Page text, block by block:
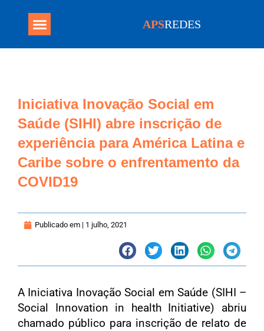
APSREDES
Iniciativa Inovação Social em
Saúde (SIHI) abre inscrição de
experiência para América Latina e
Caribe sobre o enfrentamento da
COVID19
Publicado em | 1 julho, 2021
A Iniciativa Inovação Social em Saúde (SIHI –
Social Innovation in health Initiative) abriu
chamado público para inscrição de relato de